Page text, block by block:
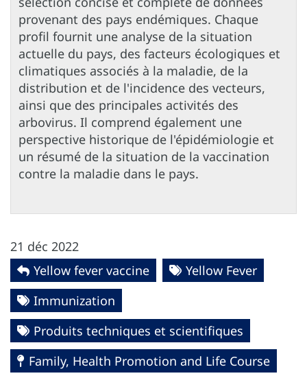
provenant des pays endémiques. Chaque
profil fournit une analyse de la situation
actuelle du pays, des facteurs écologiques et
climatiques associés à la maladie, de la
distribution et de l'incidence des vecteurs,
ainsi que des principales activités des
arbovirus. Il comprend également une
perspective historique de l'épidémiologie et
un résumé de la situation de la vaccination
contre la maladie dans le pays.
21 déc 2022
Yellow fever vaccine
Yellow Fever
Immunization
Produits techniques et scientifiques
Family, Health Promotion and Life Course